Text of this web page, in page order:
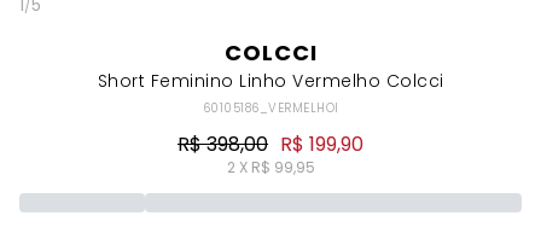
COLCCI
Short Feminino Linho Vermelho Colcci
60105186_VERMELHOI
R$ 398,00 R$ 199,90
2 X R$ 99,95